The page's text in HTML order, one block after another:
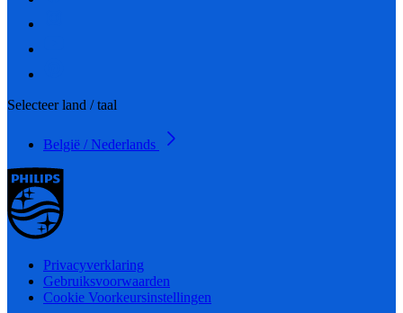
Selecteer land / taal
België / Nederlands
Privacyverklaring
Gebruiksvoorwaarden
Cookie Voorkeursinstellingen